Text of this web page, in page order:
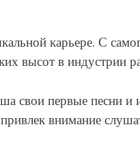
карьере. С
высот в индустрии
свои первые песни и
внимание